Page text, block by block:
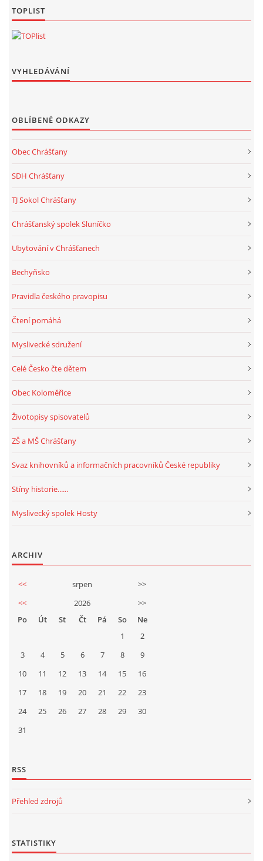
TOPLIST
VYHLEDÁVÁNÍ
OBLÍBENÉ ODKAZY
Obec Chrášťany
SDH Chrášťany
TJ Sokol Chrášťany
Chrášťanský spolek Sluníčko
Ubytování v Chrášťanech
Bechyňsko
Pravidla českého pravopisu
Čtení pomáhá
Myslivecké sdružení
Celé Česko čte dětem
Obec Koloměřice
Životopisy spisovatelů
ZŠ a MŠ Chrášťany
Svaz knihovníků a informačních pracovníků České republiky
Stíny historie......
Myslivecký spolek Hosty
ARCHIV
<< srpen
>>
<<
2026
>>
Po
Út St Čt Pá So
Ne
1
2
3
4 5 6 7 8
9
10
11 12 13 14 15
16
17
18 19 20 21 22
23
24
25 26 27 28 29
30
31
RSS
Přehled zdrojů
STATISTIKY